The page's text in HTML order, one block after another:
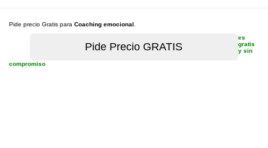
Pide precio Gratis para Coaching emocional
es
gratis
y sin
compromiso